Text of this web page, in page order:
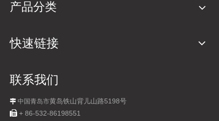
产品分类
快速链接
联系我们
 中国青岛市黄岛铁山背儿山路5198号
 + 86-532-86198551